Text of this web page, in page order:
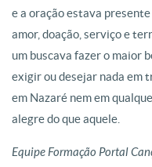
e a oração estava
amor, doação, serviço e
um buscava fazer o maior
exigir ou desejar nada em
em Nazaré nem em
alegre do que aquele.
Equipe Formação Portal